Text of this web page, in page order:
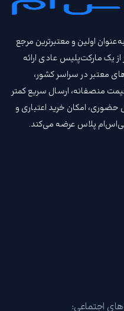
به‌عنوان اولین و معتبرترین مرجع
یک مارکت‌پلیس عادی ارائه
معتبر در سراسر کشور،
منصفانه، ارسال سریع کمتر
حضوری، امکان خرید اعتباری و
پلاس عرضه می‌کند.
اجتماعی: